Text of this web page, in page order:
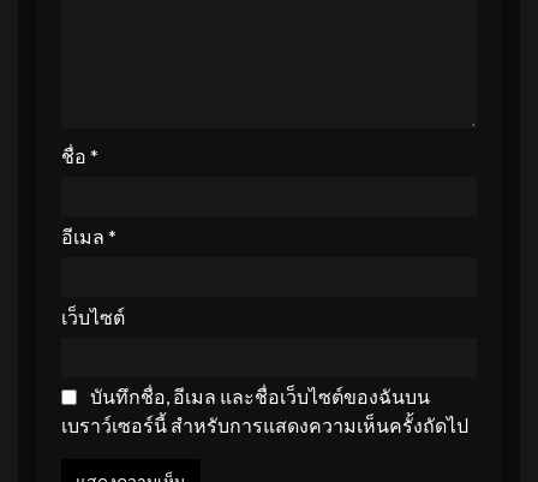
ชื่อ *
อีเมล *
เว็บไซต์
บันทึกชื่อ, อีเมล และชื่อเว็บไซต์ของฉันบน
เบราว์เซอร์นี้ สำหรับการแสดงความเห็นครั้งถัดไป